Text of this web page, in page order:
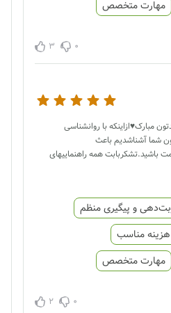
مهارت متخصص
0
3
مبارک♥️ازاینکه با روانشناسی
شما آشناشدیم باعث
همه راهنماییهای
و پیگیری منظم
هزینه مناسب
مهارت متخصص
0
2